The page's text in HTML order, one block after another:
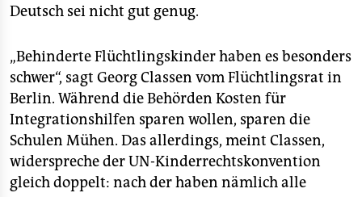
Deutsch sei nicht gut genug.
„Behinderte Flüchtlingskinder haben es besonders
schwer“, sagt Georg Classen vom Flüchtlingsrat in
Berlin. Während die Behörden Kosten für
Integrationshilfen sparen wollen, sparen die
Schulen Mühen. Das allerdings, meint Classen,
widerspreche der UN-Kinderrechtskonvention
gleich doppelt: nach der haben nämlich alle